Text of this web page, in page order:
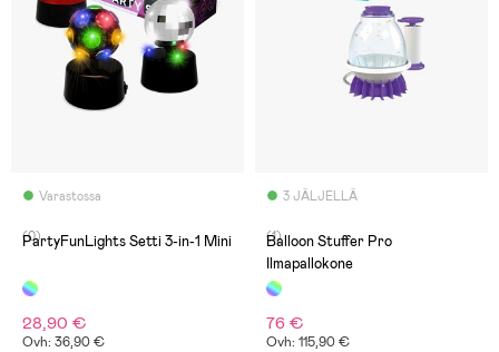
Varastossa
(0)
PartyFunLights Setti 3-in-1 Mini
28,90 €
Ovh: 36,90 €
3 JÄLJELLÄ
(1)
Balloon Stuffer Pro
Ilmapallokone
76 €
Ovh: 115,90 €